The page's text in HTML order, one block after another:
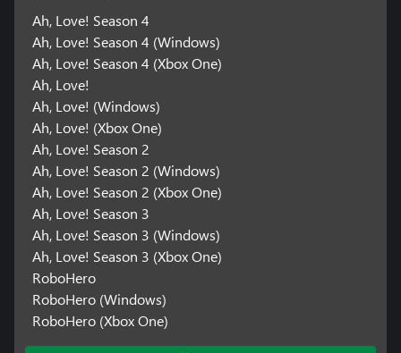
Ah, Love! Season 4
Ah, Love! Season 4 (Windows)
Ah, Love! Season 4 (Xbox One)
Ah, Love!
Ah, Love! (Windows)
Ah, Love! (Xbox One)
Ah, Love! Season 2
Ah, Love! Season 2 (Windows)
Ah, Love! Season 2 (Xbox One)
Ah, Love! Season 3
Ah, Love! Season 3 (Windows)
Ah, Love! Season 3 (Xbox One)
RoboHero
RoboHero (Windows)
RoboHero (Xbox One)